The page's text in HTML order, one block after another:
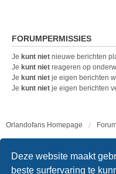
Deze website maakt
beste surfervaring te
FORUMPERMISSIES
Je kunt niet nieuwe berichten
Je kunt niet reageren op
Je kunt niet je eigen berichten
Je kunt niet je eigen berichten
Orlandofans Homepage